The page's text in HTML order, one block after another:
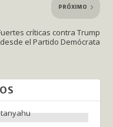
PRÓXIMO
críticas contra Trump
desde el Partido Demócrata